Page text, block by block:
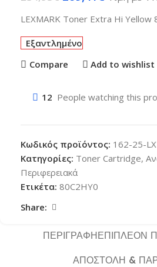
LEXMARK Toner Extra Hi Yellow
Εξαντλημένο
Compare
Add to wishlist
12 People watching this
Κωδικός προϊόντος: 162-25-
Κατηγορίες: Toner Cartridge,
Περιφερειακά
Ετικέτα: 80C2HY0
Share:
ΠΕΡΙΓΡΑΦΉΕΠΙΠΛΈΟΝ
ΑΠΟΣΤΟΛΉ &